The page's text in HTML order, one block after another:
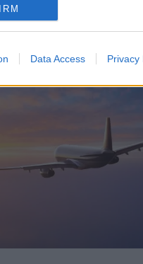
Data Access Privacy
magad őszibarack: